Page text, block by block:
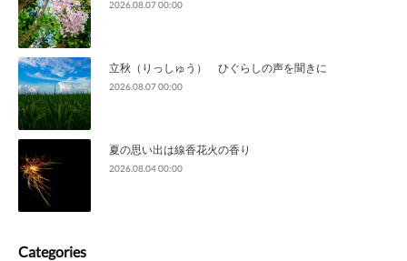
2026.08.07 00:00
立秋（りっしゅう） ひぐらしの声を聞きに
2026.08.07 00:00
夏の思い出は線香花火の香り
2026.08.04 00:00
Categories